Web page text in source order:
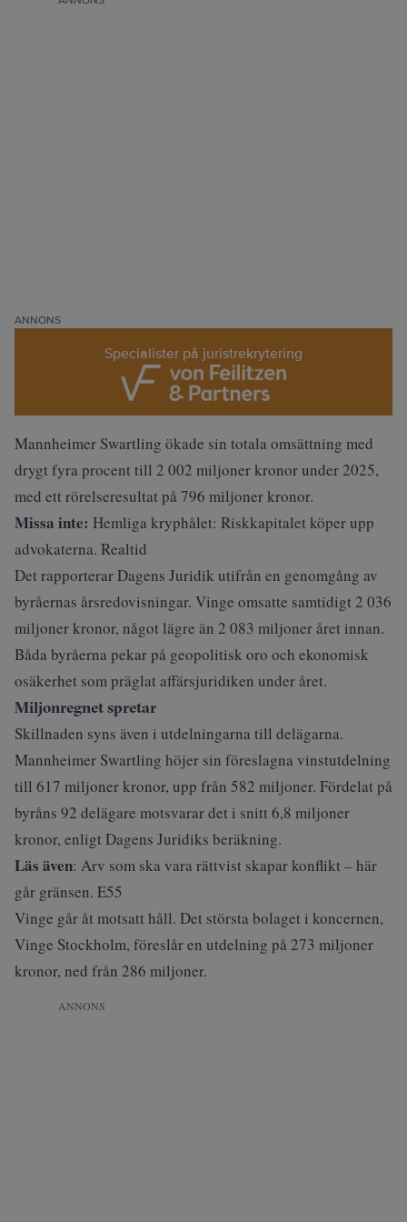
ANNONS
Specialister på juristrekrytering
Mannheimer Swartling ökade sin totala omsättning med
drygt fyra procent till 2 002 miljoner kronor under 2025,
med ett rörelseresultat på 796 miljoner kronor.
Missa inte: Hemliga kryphålet: Riskkapitalet köper upp
advokaterna. Realtid
Det rapporterar Dagens Juridik utifrån en genomgång av
byråernas årsredovisningar. Vinge omsatte samtidigt 2 036
miljoner kronor, något lägre än 2 083 miljoner året innan.
Båda byråerna pekar på geopolitisk oro och ekonomisk
osäkerhet som präglat affärsjuridiken under året.
Miljonregnet spretar
Skillnaden syns även i utdelningarna till delägarna.
Mannheimer Swartling höjer sin föreslagna vinstutdelning
till 617 miljoner kronor, upp från 582 miljoner. Fördelat på
byråns 92 delägare motsvarar det i snitt 6,8 miljoner
kronor, enligt Dagens Juridiks beräkning.
Läs även: Arv som ska vara rättvist skapar konflikt – här
går gränsen. E55
Vinge går åt motsatt håll. Det största bolaget i koncernen,
Vinge Stockholm, föreslår en utdelning på 273 miljoner
kronor, ned från 286 miljoner.
ANNONS